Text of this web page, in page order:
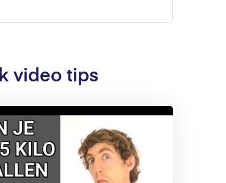
video tips